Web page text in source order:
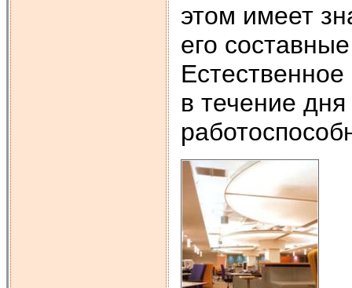
этом имеет
его
в течение